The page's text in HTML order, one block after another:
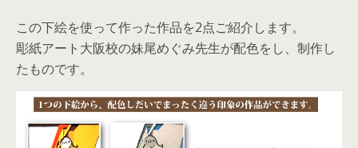
この下絵を使って作った作品を2点ご紹介します。
彫紙アート大阪校の妹尾めぐみ先生が配色をし、制作し
たものです。